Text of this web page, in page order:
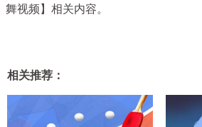
舞视频】相关内容。
相关推荐：